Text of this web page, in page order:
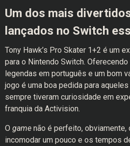
Um dos mais
lançados no Switch
Tony Hawk’s Pro Skater 1+2 é um
para o Nintendo Switch.
legendas em português e um bom
jogo é uma boa pedida para
sempre tiveram curiosidade em
franquia da Activision.
O game não é perfeito,
incomodar um pouco e os tempos